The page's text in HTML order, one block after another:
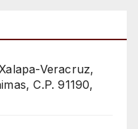
Veracruz,
C.P. 91190,